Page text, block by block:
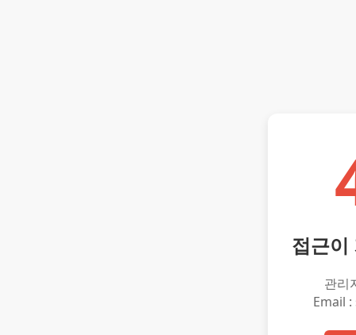
접근이
관리
Email